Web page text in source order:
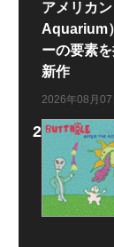
アメリカ
Aquarium
ーの要素
新作
2026年08月07